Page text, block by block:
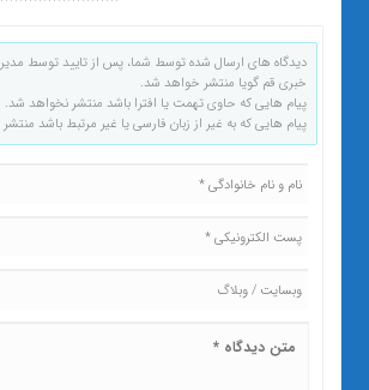
دیدگاه های ارسال شده توسط شما، پس از تایید توسط
خبری قم گویا منتشر خواهد شد.
پیام هایی که حاوی تهمت یا افترا باشد منتشر نخواهد شد.
پیام هایی که به غیر از زبان فارسی یا غیر مرتبط باشد